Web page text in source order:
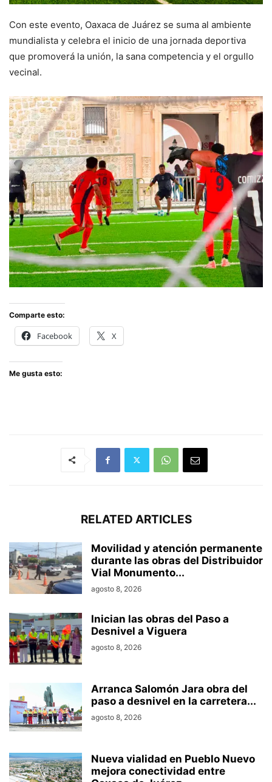
Con este evento, Oaxaca de Juárez se suma al ambiente
mundialista y celebra el inicio de una jornada deportiva
que promoverá la unión, la sana competencia y el orgullo
vecinal.
Comparte esto:
Facebook X
Me gusta esto:
RELATED ARTICLES
Movilidad y atención permanente
durante las obras del Distribuidor
Vial Monumento...
agosto 8, 2026
Inician las obras del Paso a
Desnivel a Viguera
agosto 8, 2026
Arranca Salomón Jara obra del
paso a desnivel en la carretera...
agosto 8, 2026
Nueva vialidad en Pueblo Nuevo
mejora conectividad entre